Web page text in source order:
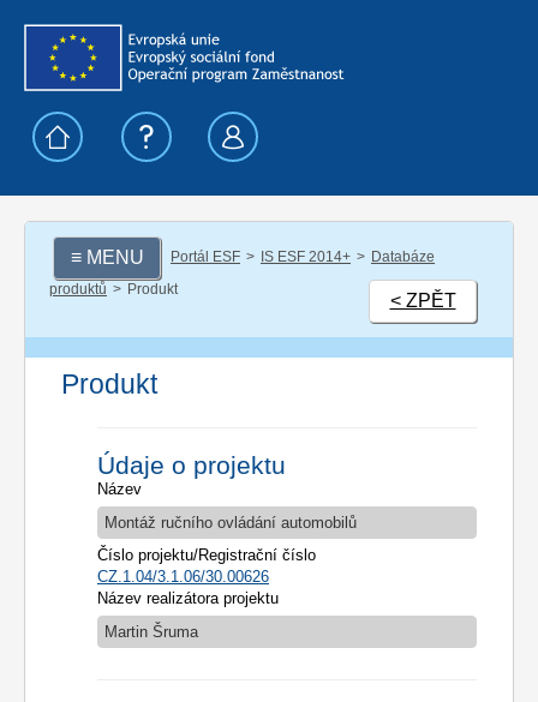
≡ MENU Portál ESF IS ESF 2014+
Databáze
produktů
Produkt
< ZPĚT
Produkt
Údaje o projektu
Název
Montáž ručního ovládání automobilů
Číslo projektu/Registrační číslo
CZ.1.04/3.1.06/30.00626
Název realizátora projektu
Martin Šruma